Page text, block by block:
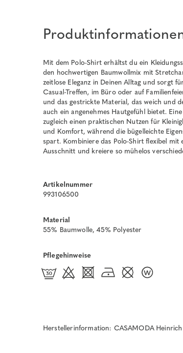
Mit dem Polo-Shirt erhältst du ein
den hochwertigen Baumwollmix mit
zeitlose Eleganz in Deinen Alltag und sorgt
Casual-Treffen, im Büro oder auf
und das gestrickte Material, das weich und
auch ein angenehmes Hautgefühl bietet.
zugleich einen praktischen Nutzen für
und Komfort, während die bügelleichte
spart. Kombiniere das Polo-Shirt flexibel mit
Ausschnitt und kreiere so mühelos
Artikelnummer
993106500
Material
55% Baumwolle, 45% Polyester
Pflegehinweise
Herstellerinformation: CASAMODA